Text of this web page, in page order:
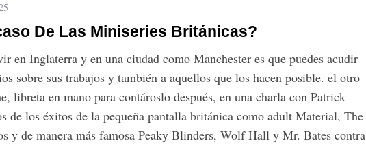
De Las Miniseries Británicas?
en Inglaterra y en una ciudad como Manchester es que puedes acudir
sobre sus trabajos y también a aquellos que los hacen posible. el otro
libreta en mano para contároslo después, en una charla con Patrick
de los éxitos de la pequeña pantalla británica como adult Material, The
y de manera más famosa Peaky Blinders, Wolf Hall y Mr. Bates contra